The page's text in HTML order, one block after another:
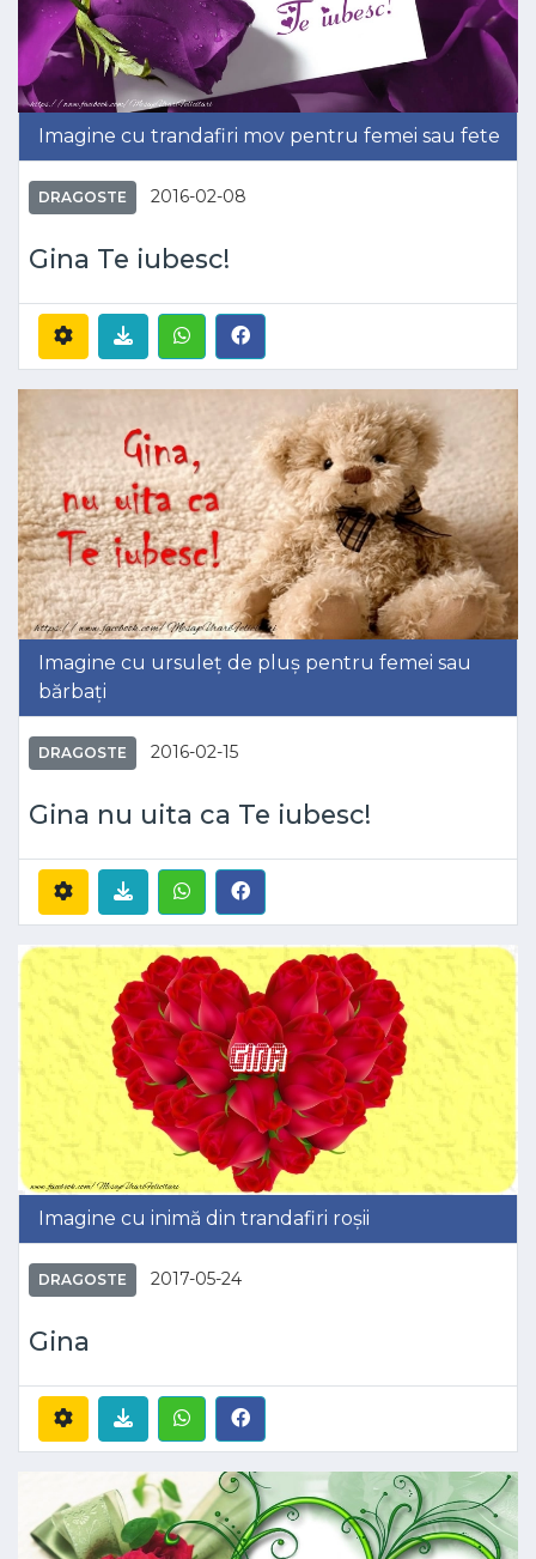
Imagine cu trandafiri mov pentru femei sau fete
DRAGOSTE 2016-02-08
Gina Te iubesc!
Imagine cu ursuleț de pluș pentru femei sau
bărbați
DRAGOSTE 2016-02-15
Gina nu uita ca Te iubesc!
Imagine cu inimă din trandafiri roșii
DRAGOSTE 2017-05-24
Gina